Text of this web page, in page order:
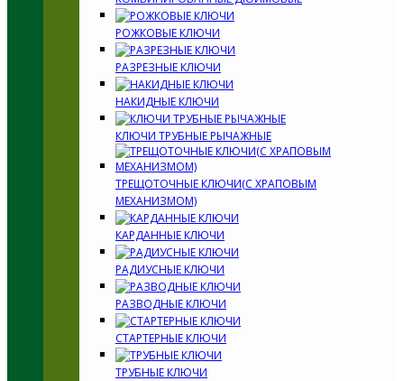
РОЖКОВЫЕ КЛЮЧИ
РАЗРЕЗНЫЕ КЛЮЧИ
НАКИДНЫЕ КЛЮЧИ
КЛЮЧИ ТРУБНЫЕ РЫЧАЖНЫЕ
ТРЕЩОТОЧНЫЕ КЛЮЧИ(С ХРАПОВЫМ
МЕХАНИЗМОМ)
КАРДАННЫЕ КЛЮЧИ
РАДИУСНЫЕ КЛЮЧИ
РАЗВОДНЫЕ КЛЮЧИ
СТАРТЕРНЫЕ КЛЮЧИ
ТРУБНЫЕ КЛЮЧИ